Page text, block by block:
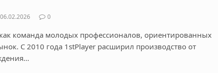
06.02.2026 0
команда молодых профессионалов, ориентированных
С 2010 года 1stPlayer расширил производство от